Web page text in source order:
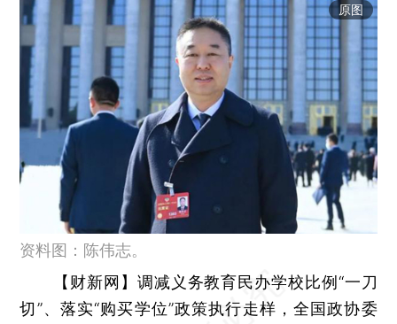
原图
资料图：陈伟志。
【财新网】 调减义务教育民办学校比例“一刀
切”、落实“购买学位”政策执行走样，全国政协委